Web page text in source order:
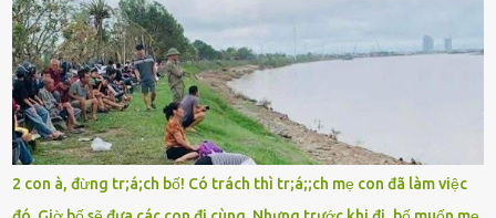
sực nhớ – điện thoại đang sạc, sáng nay quên mang theo! Giữa con
đường thưa thớt người qua lại, tôi hoảng loạn vẫy tay xin đi nhờ. –
Chú ơi, cháu đi thi, xe hỏng rồi! Làm ơn cho cháu đi nhờ với! – Cô ơi,
giúp cháu với, cháu không có điện thoại… Người thì lắc đầu. Người
thì tăng ga tránh xa như né một kẻ lừa đảo. Tôi gào lên giữa đường
như một kẻ mất trí. Vô ích. 6h10. Còn hơn 30 phút nữa. Trong đầu
tôi chỉ có một lựa chọn duy nhất: chạy. Tôi quăng xe vào vệ đường,
rút tờ giấy báo dự thi nhét túi áo, đeo ba lô và chạy . Chạy miết.
2 con à, đừng tr;á;ch bố! Có trách thì tr;á;;ch mẹ con đã làm việc